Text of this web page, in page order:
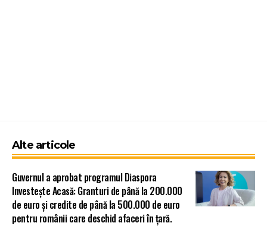
Alte articole
Guvernul a aprobat programul Diaspora
Investește Acasă: Granturi de până la 200.000
de euro și credite de până la 500.000 de euro
pentru românii care deschid afaceri în țară.